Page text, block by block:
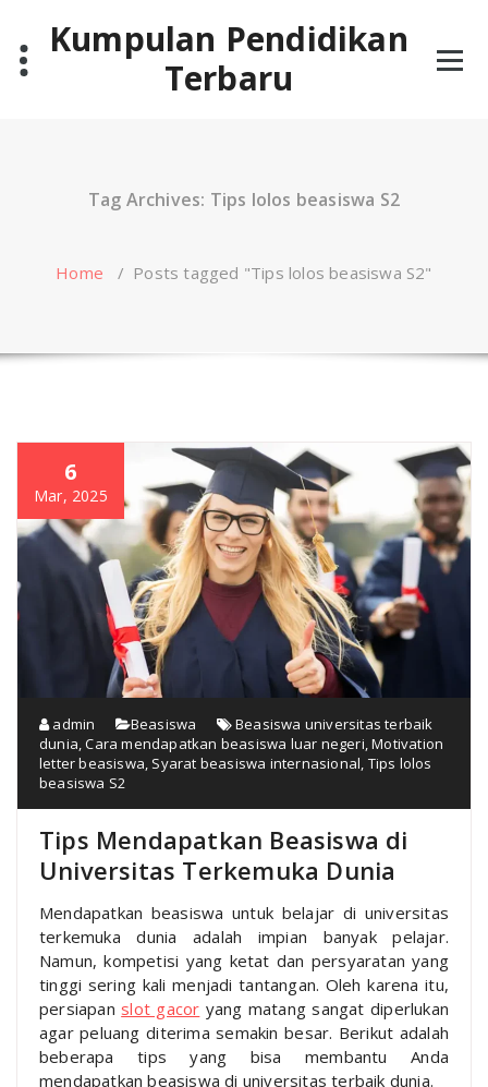
contentKumpulan Pendidikan
Terbaru
Tag Archives: Tips lolos beasiswa S2
Home / Posts tagged "Tips lolos beasiswa S2"
6
Mar, 2025
admin Beasiswa
Beasiswa universitas terbaik
dunia ,Cara mendapatkan beasiswa luar negeri ,Motivation
letter beasiswa Syarat beasiswa internasional Tips lolos
beasiswa S2
Tips Mendapatkan Beasiswa di
Universitas Terkemuka Dunia
Mendapatkan beasiswa untuk belajar di universitas
terkemuka dunia adalah impian banyak pelajar.
Namun, kompetisi yang ketat dan persyaratan yang
tinggi sering kali menjadi tantangan. Oleh karena itu,
persiapan slot gacor yang matang sangat diperlukan
agar peluang diterima semakin besar. Berikut adalah
beberapa tips yang bisa membantu Anda
mendapatkan beasiswa di universitas terbaik dunia.